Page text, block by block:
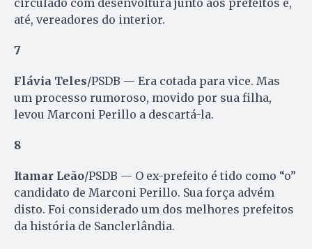
circulado com desenvoltura junto aos prefeitos e,
até, vereadores do interior.
7
Flávia Teles/PSDB — Era cotada para vice. Mas
um processo rumoroso, movido por sua filha,
levou Marconi Perillo a descartá-la.
8
Itamar Leão/PSDB — O ex-prefeito é tido como “o”
candidato de Marconi Perillo. Sua força advém
disto. Foi considerado um dos melhores prefeitos
da história de Sanclerlândia.